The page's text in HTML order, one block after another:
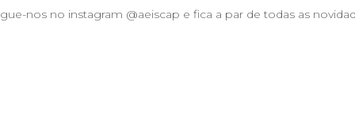
nos no instagram @aeiscap e fica a par de todas as